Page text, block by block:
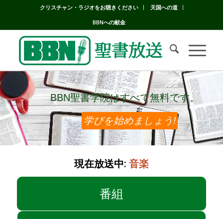
クリスチャン・ラジオをお聴きください
天国への道
BBNへの献金
BBN聖書学院はすべて無料です。
BBN聖書学院はすべて無料です。
学びを始めましょう!
現在放送中: 音楽
番組